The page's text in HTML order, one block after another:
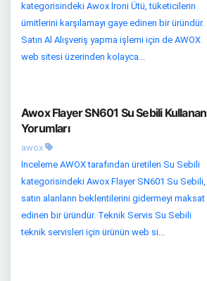
kategorisindeki Awox İroni Ütü, tüketicilerin
ümitlerini karşılamayı gaye edinen bir üründür.
Satın Al Alışveriş yapma işlemi için de AWOX
web sitesi üzerinden kolayca...
Awox Flayer SN601 Su Sebili Kullanan
Yorumları
awox
İnceleme AWOX tarafından üretilen Su Sebili
kategorisindeki Awox Flayer SN601 Su Sebili,
satın alanların beklentilerini gidermeyi maksat
edinen bir üründür. Teknik Servis Su Sebili
teknik servisleri için ürünün web si...